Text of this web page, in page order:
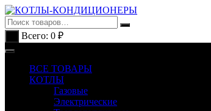
Перейти
к
содержимому
Всего: 0 ₽
ВСЕ ТОВАРЫ
КОТЛЫ
Газовые
Электрические